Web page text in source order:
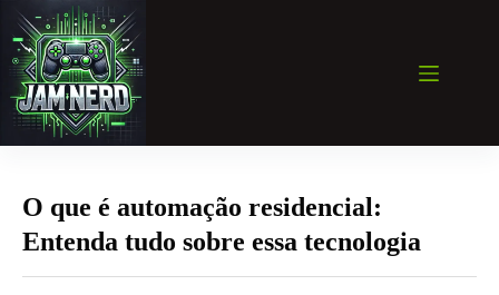
para
conteúdo
O que é automação residencial:
Entenda tudo sobre essa tecnologia